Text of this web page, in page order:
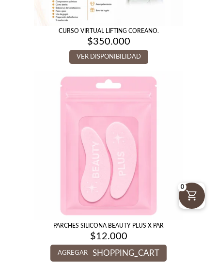
CURSO VIRTUAL LIFTING COREANO.
$350.000
VER DISPONIBILIDAD
PARCHES SILICONA BEAUTY PLUS X PAR
$12.000
AGREGAR SHOPPING_CART
0